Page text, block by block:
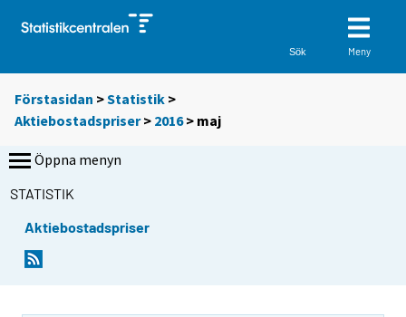
Sök Meny
Förstasidan >Statistik >
Aktiebostadspriser> 2016> maj
Öppna menyn
STATISTIK
Aktiebostadspriser